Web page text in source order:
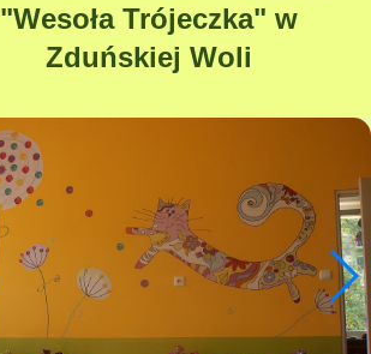
"Wesoła Trójeczka" w
Zduńskiej Woli